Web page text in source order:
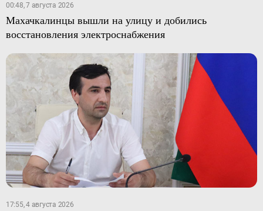
00:48, 7 августа 2026
Махачкалинцы вышли на улицу и добились
восстановления электроснабжения
17:55, 4 августа 2026